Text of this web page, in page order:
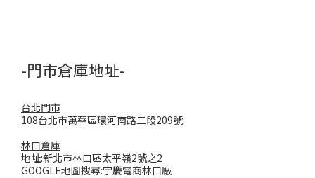
-門市倉庫地址-
台北門市
108台北市萬華區環河南路二段209號
林口倉庫
地址:新北市林口區太平嶺2號之2
GOOGLE地圖搜尋:宇慶電商林口廠